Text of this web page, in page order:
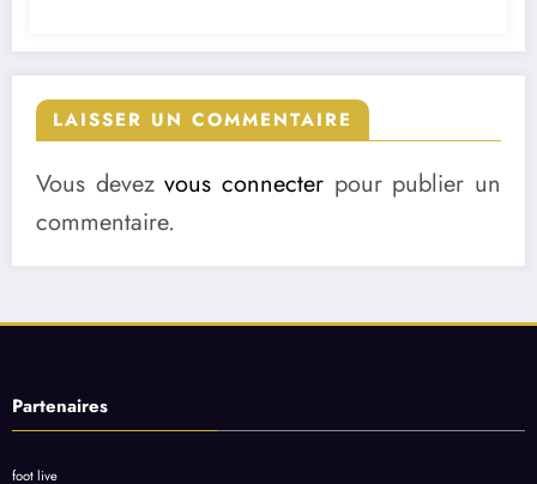
LAISSER UN COMMENTAIRE
Vous devezvous connecter pour publier un
commentaire.
Partenaires
foot live